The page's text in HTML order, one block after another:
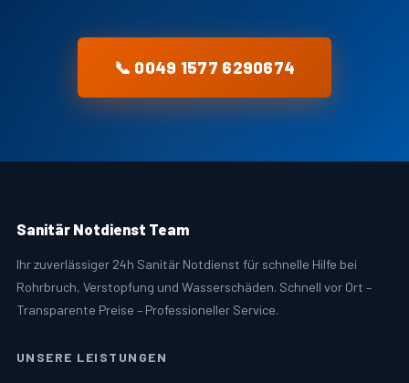
📞 0049 1577 6290674
Sanitär Notdienst Team
Ihr zuverlässiger 24h Sanitär Notdienst für schnelle Hilfe bei
Rohrbruch, Verstopfung und Wasserschäden. Schnell vor Ort –
Transparente Preise – Professioneller Service.
UNSERE LEISTUNGEN